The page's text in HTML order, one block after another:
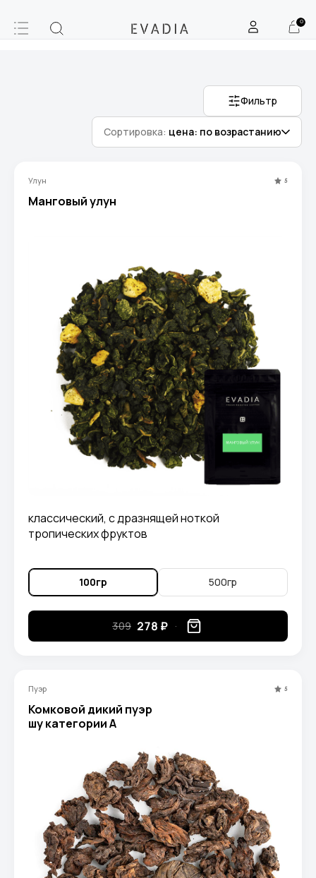
0
Фильтр
Сортировка: цена: по возрастанию
Улун 5
Манговый улун
классический, с дразнящей ноткой
тропических фруктов
100гр 500гр
309 278 ₽
Пуэр 5
Комковой дикий пуэр
шу категории A